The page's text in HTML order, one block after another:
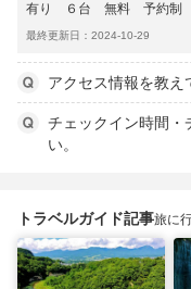
有り ６台 無料 予約制
最終更新日：2024-10-29
アクセス情報を教え
チェックイン時間・
い。
トラベルガイド記事旅に